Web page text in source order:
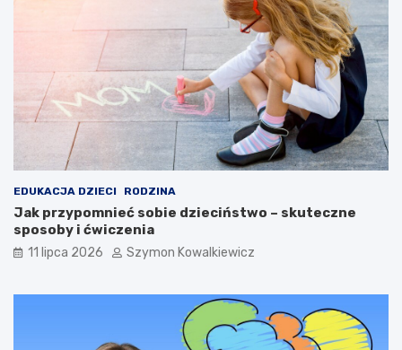
EDUKACJA DZIECI RODZINA
Jak przypomnieć sobie dzieciństwo – skuteczne
sposoby i ćwiczenia
11 lipca 2026 Szymon Kowalkiewicz